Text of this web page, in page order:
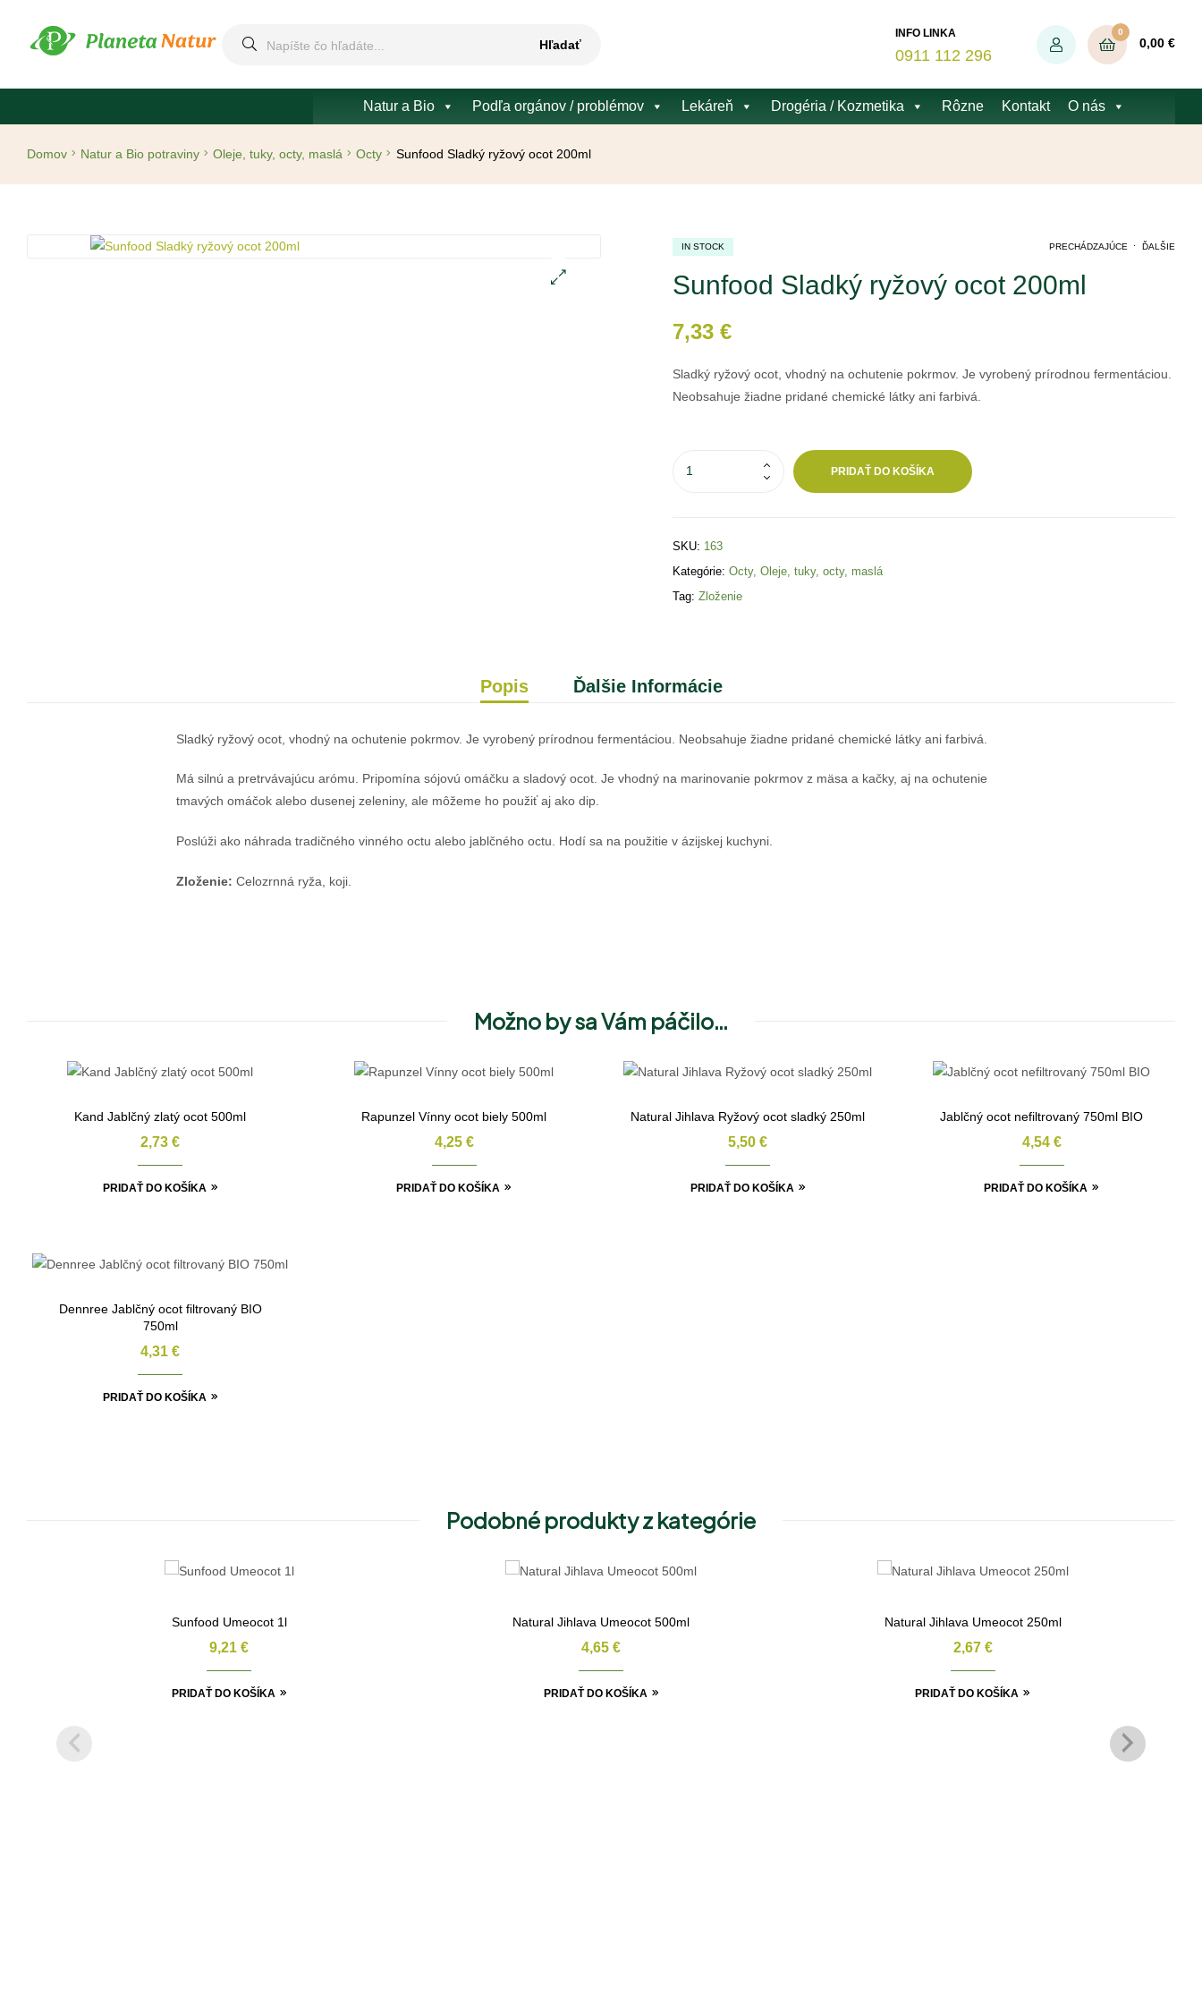
Hľadať
INFO LINKA
0911 112 296
0
0,00 €
Natur a Bio Podľa orgánov / problémov Lekáreň Drogéria / Kozmetika Rôzne Kontakt O nás
Domov Natur a Bio potraviny Oleje, tuky, octy, maslá Octy Sunfood Sladký ryžový ocot 200ml
PRECHÁDZAJÚCE ĎALŠIE
IN STOCK
Sunfood Sladký ryžový ocot 200ml
7,33 €
Sladký ryžový ocot, vhodný na ochutenie pokrmov. Je vyrobený prírodnou fermentáciou.
Neobsahuje žiadne pridané chemické látky ani farbivá.
PRIDAŤ DO KOŠÍKA
SKU: 163
Kategórie: Octy, Oleje, tuky, octy, maslá
Tag: Zloženie
Popis Ďalšie Informácie
Sladký ryžový ocot, vhodný na ochutenie pokrmov. Je vyrobený prírodnou fermentáciou. Neobsahuje žiadne pridané chemické látky ani farbivá.
Má silnú a pretrvávajúcu arómu. Pripomína sójovú omáčku a sladový ocot. Je vhodný na marinovanie pokrmov z mäsa a kačky, aj na ochutenie
tmavých omáčok alebo dusenej zeleniny, ale môžeme ho použiť aj ako dip.
Poslúži ako náhrada tradičného vinného octu alebo jablčného octu. Hodí sa na použitie v ázijskej kuchyni.
Zloženie: Celozrnná ryža, koji.
Možno by sa Vám páčilo…
Kand Jablčný zlatý ocot 500ml
2,73€
PRIDAŤ DO KOŠÍKA
Rapunzel Vínny ocot biely 500ml
4,25 €
PRIDAŤ DO KOŠÍKA
Natural Jihlava Ryžový ocot sladký 250ml
5,50€
PRIDAŤ DO KOŠÍKA
Jablčný ocot nefiltrovaný 750ml BIO
4,54 €
PRIDAŤ DO KOŠÍKA
Dennree Jablčný ocot filtrovaný BIO
750ml
4,31€
PRIDAŤ DO KOŠÍKA
Podobné produkty z kategórie
Sunfood Umeocot 1l
9,21€
PRIDAŤ DO KOŠÍKA
Natural Jihlava Umeocot 500ml
4,65 €
PRIDAŤ DO KOŠÍKA
Natural Jihlava Umeocot 250ml
2,67 €
PRIDAŤ DO KOŠÍKA